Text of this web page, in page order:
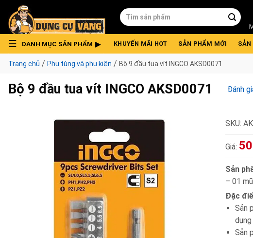
content
Tìm
kiếm:
DANH MỤC SẢN PHẨM KHUYẾN MÃI HOT SẢN PHẨM MỚI SẢN
Trang chủ / Phụ tùng và phụ kiện / Bộ 9 đầu tua vít INGCO AKSD0071
Bộ 9 đầu tua vít INGCO AKSD0071 Đánh
SKU:
Giá:
Sản
– 01
Đặc
Sản
Sản